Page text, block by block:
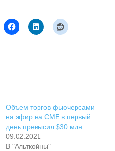
Объем торгов фьючерсами
на эфир на CME в первый
день превысил $30 млн
09.02.2021
В "Альткойны"